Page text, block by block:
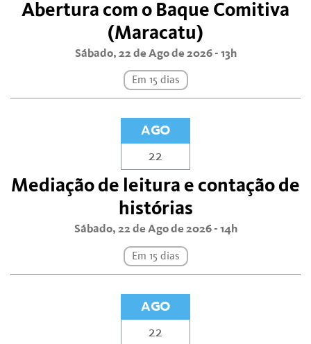
Abertura com o Baque Comitiva
(Maracatu)
Sábado, 22 de Ago de 2026 - 13h
Em 15 dias
AGO
22
Mediação de leitura e contação de
histórias
Sábado, 22 de Ago de 2026 - 14h
Em 15 dias
AGO
22